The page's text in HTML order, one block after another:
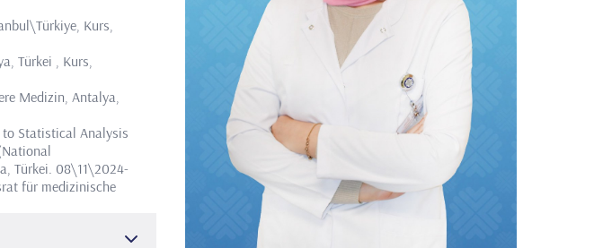
Kurs,
Türkei , Kurs,
Medizin, Antalya,
to Statistical Analysis
Türkei. 08\11\2024-
für medizinische